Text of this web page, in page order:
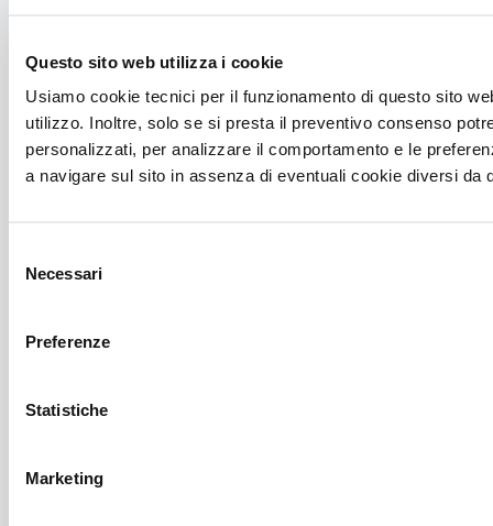
Questo sito web utilizza i cookie
Usiamo cookie tecnici per il funzionamento di questo sito
utilizzo. Inoltre, solo se si presta il preventivo consenso
personalizzati, per analizzare il comportamento e le
a navigare sul sito in assenza di eventuali cookie diversi
delNecessari
Preferenze
Statistiche
Marketing
Business Development
opportunità di business, valutando potenziali
sostenere gli obiettivi di crescita dell’azienda.
garantiamo che ogni opportunità apporti il massimo
dell’azienda.